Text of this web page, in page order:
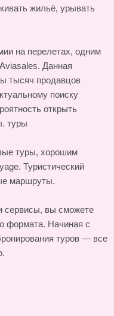
жильё, урывать
на перелетах, одним
Данная
тысяч продавцов
поиску
открыть
туры
туры, хорошим
Туристический
маршруты.
сервисы, вы сможете
формата. Начиная с
туров — все